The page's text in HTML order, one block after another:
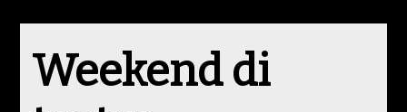
Weekend di